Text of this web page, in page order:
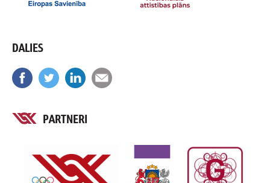
DALIES
PARTNERI